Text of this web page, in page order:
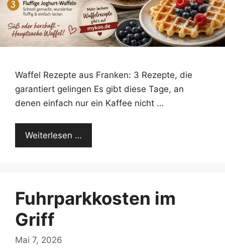
Waffel Rezepte aus Franken: 3 Rezepte, die
garantiert gelingen Es gibt diese Tage, an
denen einfach nur ein Kaffee nicht …
Weiterlesen …
Fuhrparkkosten im
Griff
Mai 7, 2026